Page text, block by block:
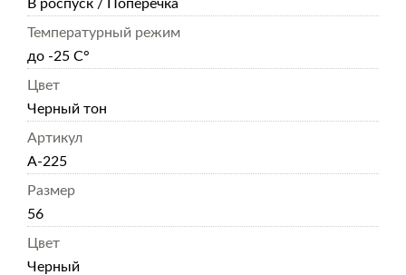
В роспуск / Поперечка
Температурный режим
до -25 С°
Цвет
Черный тон
Артикул
А-225
Размер
56
Цвет
Черный